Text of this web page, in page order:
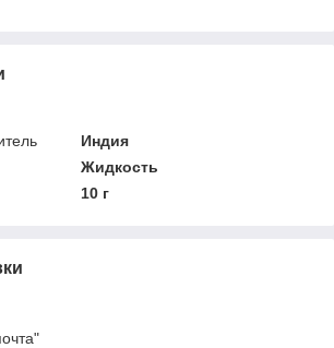
Индия
Жидкость
10 г